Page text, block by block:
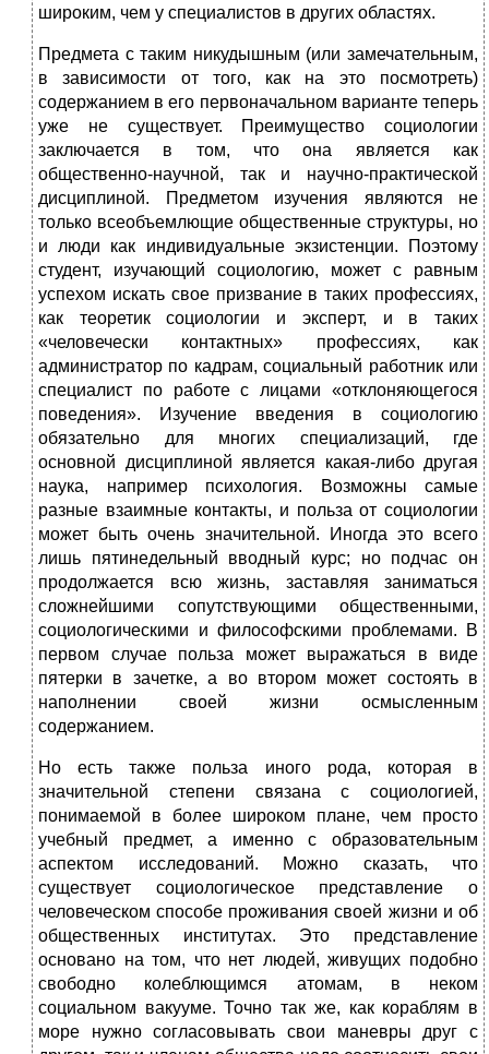
широким, чем у специалистов в других областях.
Предмета с таким никудышным (или замечательным,
в зависимости от того, как на это посмотреть)
содержанием в его первоначальном варианте теперь
уже не существует. Преимущество социологии
заключается в том, что она является как
общественно-научной, так и научно-практической
дисциплиной. Предметом изучения являются не
только всеобъемлющие общественные структуры, но
и люди как индивидуальные экзистенции. Поэтому
студент, изучающий социологию, может с равным
успехом искать свое призвание в таких профессиях,
как теоретик социологии и эксперт, и в таких
«человечески контактных» профессиях, как
администратор по кадрам, социальный работник или
специалист по работе с лицами «отклоняющегося
поведения». Изучение введения в социологию
обязательно для многих специализаций, где
основной дисциплиной является какая-либо другая
наука, например психология. Возможны самые
разные взаимные контакты, и польза от социологии
может быть очень значительной. Иногда это всего
лишь пятинедельный вводный курс; но подчас он
продолжается всю жизнь, заставляя заниматься
сложнейшими сопутствующими общественными,
социологическими и философскими проблемами. В
первом случае польза может выражаться в виде
пятерки в зачетке, а во втором может состоять в
наполнении своей жизни осмысленным
содержанием.
Но есть также польза иного рода, которая в
значительной степени связана с социологией,
понимаемой в более широком плане, чем просто
учебный предмет, а именно с образовательным
аспектом исследований. Можно сказать, что
существует социологическое представление о
человеческом способе проживания своей жизни и об
общественных институтах. Это представление
основано на том, что нет людей, живущих подобно
свободно колеблющимся атомам, в неком
социальном вакууме. Точно так же, как кораблям в
море нужно согласовывать свои маневры друг с